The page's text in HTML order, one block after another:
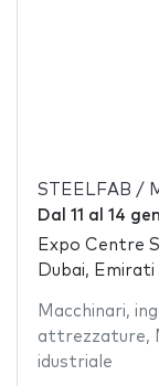
STEELFAB /
Dal 11 al 14
Expo Centre
Dubai,
Macchinari,
attrezzature,
idustriale